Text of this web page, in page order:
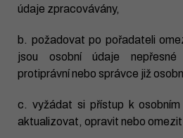
údaje zpracovávány,
b. požadovat po pořadateli
jsou osobní údaje
protiprávní nebo správce již
c. vyžádat si přístup k
aktualizovat, opravit nebo